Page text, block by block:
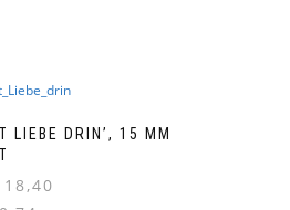
LIEBE DRIN’, 15 MM
18,40